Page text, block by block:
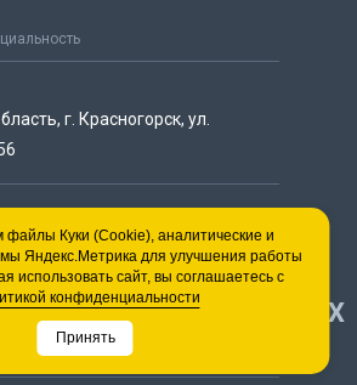
г. Красногорск, ул.
(925) 064-55-25
пн-сб с 9:00 до 18:00
(495) 563-03-35
пн-сб с 9:00 до 18:00 НАВЕРХ
файлы Куки (Cookie), аналитические и
Яндекс.Метрика для улучшения работы
использовать сайт, вы соглашаетесь с
конфиденциальности
Принять